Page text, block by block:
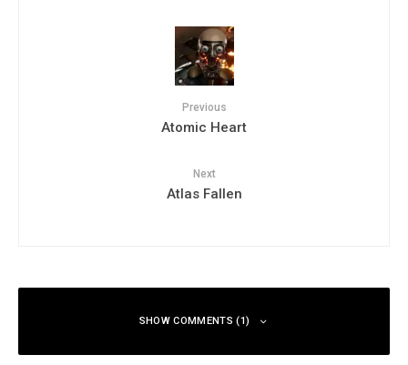
Previous
Atomic Heart
Next
Atlas Fallen
SHOW COMMENTS (1)